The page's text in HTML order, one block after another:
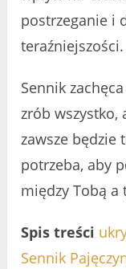
postrzeganie i
teraźniejszości.
Sennik
zrób wszystko,
zawsze będzie
potrzeba, aby
między Tobą a
Spis treści
Sennik